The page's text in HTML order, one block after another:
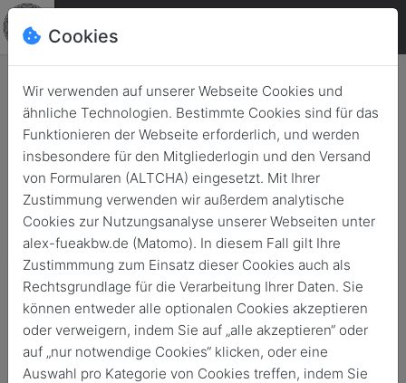
Wichtige strategische
Beratung – General Zorn im
Interview mit dem GIDS
Zurück 26. März 2021
Cookies
Wir verwenden auf unserer Webseite Cookies und
ähnliche Technologien. Bestimmte Cookies sind für das
Funktionieren der Webseite erforderlich, und werden
insbesondere für den Mitgliederlogin und den Versand
von Formularen (ALTCHA) eingesetzt. Mit Ihrer
Zustimmung verwenden wir außerdem analytische
Cookies zur Nutzungsanalyse unserer Webseiten unter
alex-fueakbw.de (Matomo). In diesem Fall gilt Ihre
Zustimmmung zum Einsatz dieser Cookies auch als
Rechtsgrundlage für die Verarbeitung Ihrer Daten. Sie
können entweder alle optionalen Cookies akzeptieren
oder verweigern, indem Sie auf „alle akzeptieren“ oder
auf „nur notwendige Cookies“ klicken, oder eine
Auswahl pro Kategorie von Cookies treffen, indem Sie